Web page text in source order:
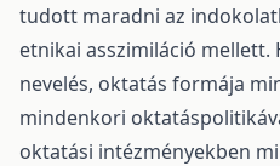
tudott maradni az
etnikai asszimiláció mellett.
nevelés, oktatás formája
mindenkori
oktatási intézményekben